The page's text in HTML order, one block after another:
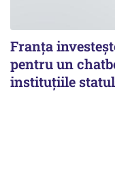
Franța
pentru un
instituţiile